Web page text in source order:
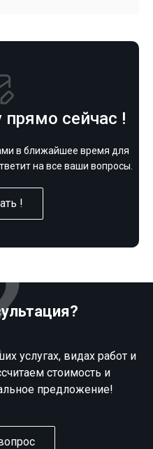
прямо сейчас !
в ближайшее время для
на все ваши вопросы.
!
услугах, видах работ и
стоимость и
предложение!